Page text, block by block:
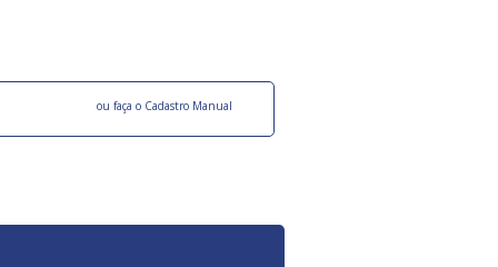
ou faça o Cadastro Manual